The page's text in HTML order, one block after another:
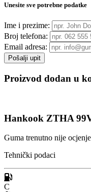
Unesite sve potrebne podatke
Ime i prezime:
Broj telefona:
Email adresa:
Proizvod dodan u
Hankook ZTHA
Guma trenutno nije
Tehnički podaci
C